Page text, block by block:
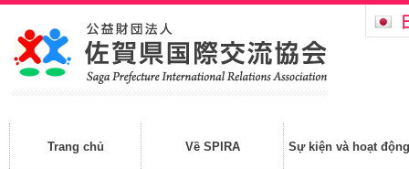
Trang chủ Về SPIRA Sự kiện và hoạt động